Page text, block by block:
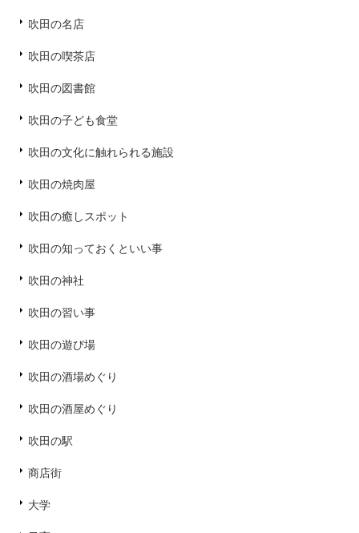
吹田の名店
吹田の喫茶店
吹田の図書館
吹田の子ども食堂
吹田の文化に触れられる施設
吹田の焼肉屋
吹田の癒しスポット
吹田の知っておくといい事
吹田の神社
吹田の習い事
吹田の遊び場
吹田の酒場めぐり
吹田の酒屋めぐり
吹田の駅
商店街
大学